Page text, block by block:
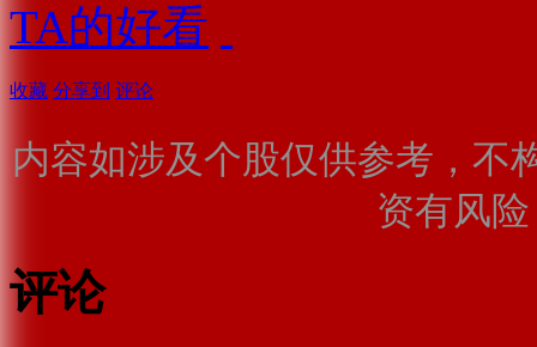
TA的好看
收藏 分享到 评论
内容如涉及个股仅供参考，不
资有风
评论